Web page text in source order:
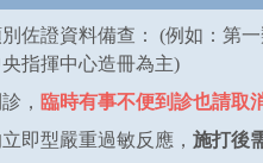
佐證資料備查： (例如：第
指揮中心造冊為主)
， 臨時有事不便到診也請取
即型嚴重過敏反應， 施打後